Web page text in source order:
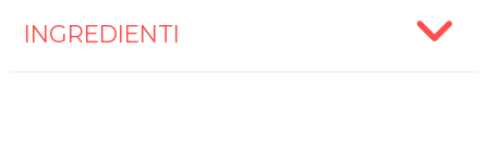
INGREDIENTI